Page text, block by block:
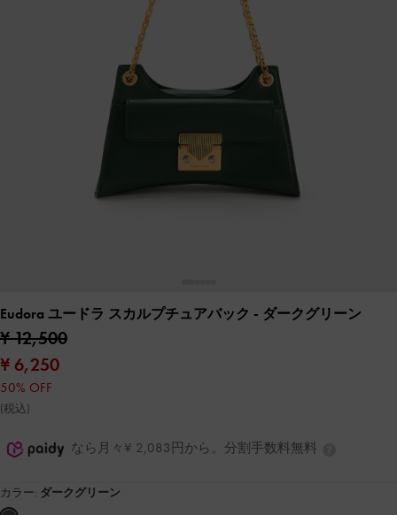
Eudora ユードラ スカルプチュアバック - ダークグリーン
¥ 12,500
¥ 6,250
50% OFF
(税込)
なら月々¥ 2,083円から。分割手数料無料
カラー: ダークグリーン